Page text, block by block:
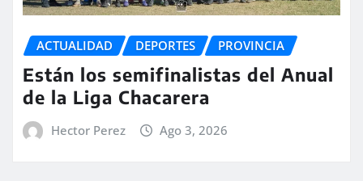
ACTUALIDAD DEPORTES PROVINCIA
Están los semifinalistas del Anual
de la Liga Chacarera
Hector Perez Ago 3, 2026